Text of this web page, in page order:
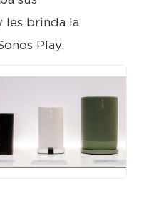
les brinda la
Play.
JPG